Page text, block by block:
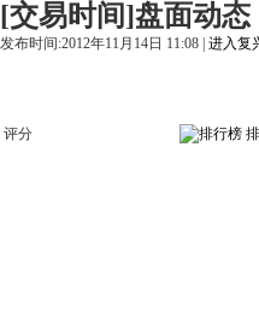
[交易时间]盘面动态
发布时间:2012年11月14日 11:08 | 进入复
评分